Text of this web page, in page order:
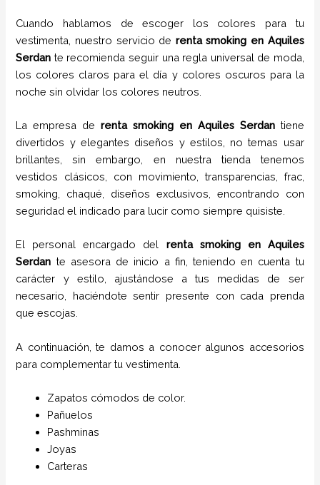
Cuando hablamos de escoger los colores para tu
vestimenta, nuestro servicio de renta smoking en Aquiles
Serdan te recomienda seguir una regla universal de moda,
los colores claros para el día y colores oscuros para la
noche sin olvidar los colores neutros.
La empresa derenta smoking en Aquiles Serdan tiene
divertidos y elegantes diseños y estilos,
no temas usar
brillantes, sin embargo, en nuestra tienda tenemos
vestidos clásicos, con movimiento, transparencias, frac,
smoking, chaqué, diseños exclusivos, encontrando con
seguridad el indicado para lucir como siempre quisiste.
El personal encargado del renta smokingen Aquiles
Serdan te asesora de inicio a fin, teniendo en cuenta tu
carácter y estilo, ajustándose a tus medidas de ser
necesario, haciéndote sentir presente con cada prenda
que escojas.
A continuación, te damos a conocer algunos accesorios
para complementar tu vestimenta.
Zapatos cómodos de color.
Pañuelos
Pashminas
Joyas
Carteras